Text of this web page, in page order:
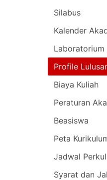
Silabus
Kalender
Laboratorium
Profile
Biaya Kuliah
Peraturan
Beasiswa
Peta
Jadwal
Syarat dan